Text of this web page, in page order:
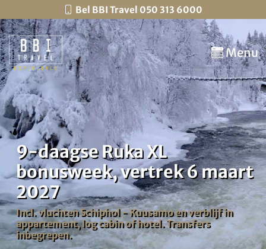
Bel BBI Travel 050 313 6000
Menu
9-daagse Ruka XL
bonusweek, vertrek 6 maart
2027
Incl. vluchten Schiphol - Kuusamo en verblijf in
appartement, log cabin of hotel. Transfers
inbegrepen.